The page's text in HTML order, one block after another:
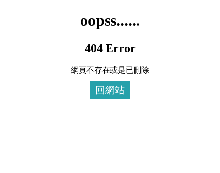
oopss......
404 Error
網頁不存在或是已刪除
回網站